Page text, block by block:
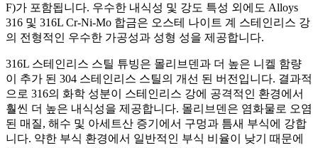
F)가 포함됩니다. 우수한 내식성 및 강도 특성 외에도 Alloys
316 및 316L Cr-Ni-Mo 합금은 오스테 나이트 계 스테인리스 강
의 전형적인 우수한 가공성과 성형 성을 제공합니다.
316L 스테인리스 스틸 튜빙은 몰리브덴과 더 높은 니켈 함량
이 추가 된 304 스테인리스 스틸의 개선 된 버전입니다. 결과적
으로 316의 화학 성분이 스테인리스 강에 공격적인 환경에서
훨씬 더 높은 내식성을 제공합니다. 몰리브덴은 염화물로 오염
된 매질, 해수 및 아세트산 증기에서 구멍과 틈새 부식에 강합
니다. 약한 부식 환경에서 일반적인 부식 비율이 낮기 때문에